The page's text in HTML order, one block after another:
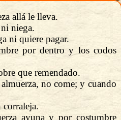
allá le lleva.
niega.
ni quiere pagar.
por dentro y los codos
que remendado.
no come; y cuando
ayuna y por costumbre